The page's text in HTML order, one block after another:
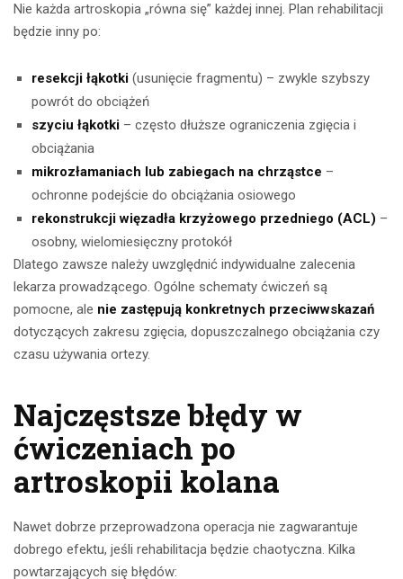
Nie każda artroskopia „równa się” każdej innej. Plan rehabilitacji
będzie inny po:
resekcji łąkotki (usunięcie fragmentu) – zwykle szybszy
powrót do obciążeń
szyciu łąkotki – często dłuższe ograniczenia zgięcia i
obciążania
mikrozłamaniach lub zabiegach na chrząstce –
ochronne podejście do obciążania osiowego
rekonstrukcji więzadła krzyżowego przedniego (ACL) –
osobny, wielomiesięczny protokół
Dlatego zawsze należy uwzględnić indywidualne zalecenia
lekarza prowadzącego. Ogólne schematy ćwiczeń są
pomocne, ale nie zastępują konkretnych przeciwwskazań
dotyczących zakresu zgięcia, dopuszczalnego obciążania czy
czasu używania ortezy.
Najczęstsze błędy w
ćwiczeniach po
artroskopii kolana
Nawet dobrze przeprowadzona operacja nie zagwarantuje
dobrego efektu, jeśli rehabilitacja będzie chaotyczna. Kilka
powtarzających się błędów: